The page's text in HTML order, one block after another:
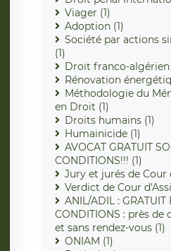
Viager (1)
Adoption (1)
Société par actions
(1)
Droit franco-algérien
Rénovation
Méthodologie du
en Droit (1)
Droits humains (1)
Humainicide (1)
AVOCAT GRATUIT
CONDITIONS!!! (1)
Jury et jurés de Cour
Verdict de Cour
ANIL/ADIL : GRATUIT
CONDITIONS : près de
et sans rendez-vous (1)
ONIAM (1)